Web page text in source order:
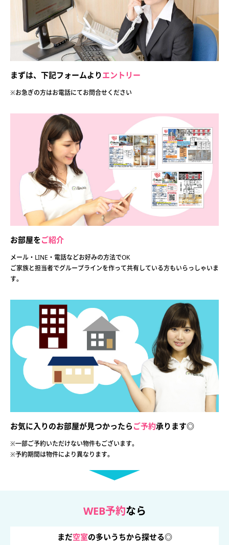
まずは、下記フォームよりエントリー
※お急ぎの方はお電話にてお問合せください
お部屋をご紹介
メール・LINE・電話などお好みの方法でOK
ご家族と担当者でグループラインを作って共有している方もいらっしゃいま
す。
お気に入りのお部屋が見つかったら ご予約承ります◎
※一部ご予約いただけない物件もございます。
※予約期間は物件により異なります。
WEB予約なら
まだ空室の多いうちから探せる◎